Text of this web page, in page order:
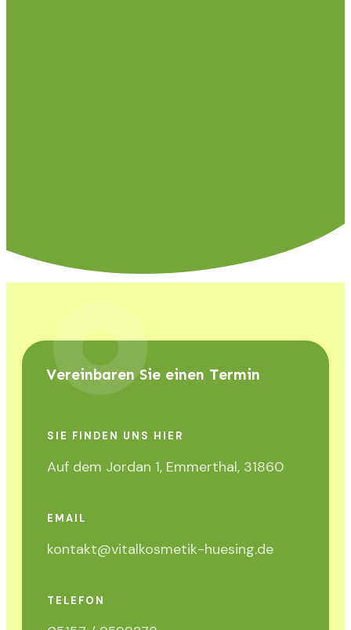
Vereinbaren Sie einen Termin
SIE FINDEN UNS HIER
Auf dem Jordan 1, Emmerthal, 31860
EMAIL
kontakt@vitalkosmetik-huesing.de
TELEFON